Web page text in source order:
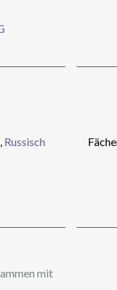
, Russisch
mit